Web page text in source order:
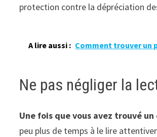
protection contre la dépréciation
A lire aussi : Comment trouver un
Ne pas négliger la
Une fois que vous avez trouvé
peu plus de temps à le lire